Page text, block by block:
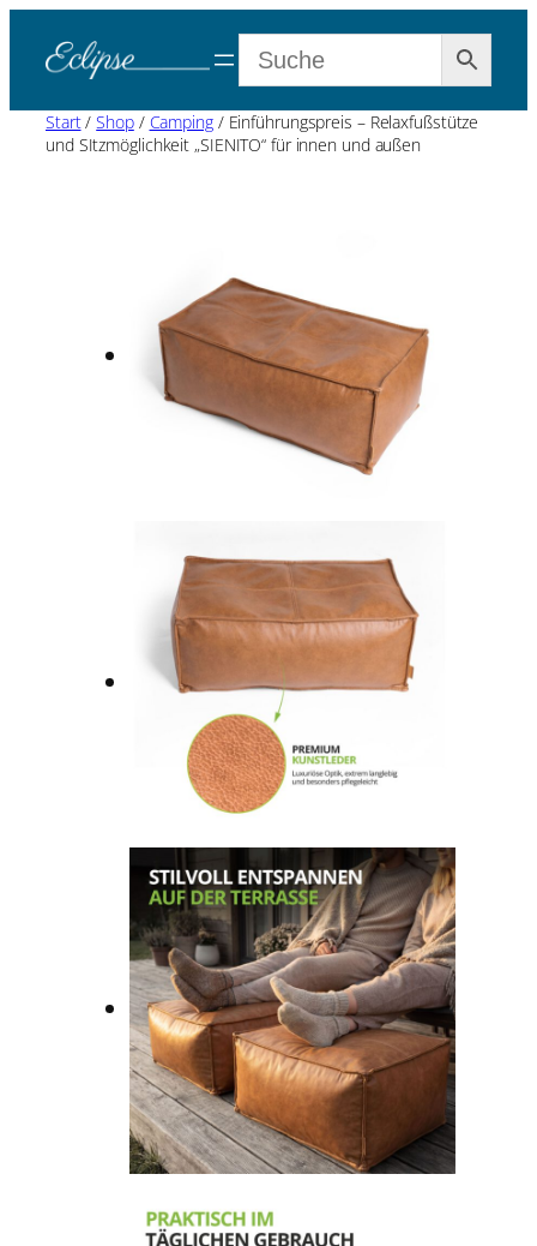
Start/Shop/ Camping/ Einführungspreis – Relaxfußstütze
und SItzmöglichkeit „SIENITO“ für innen und außen